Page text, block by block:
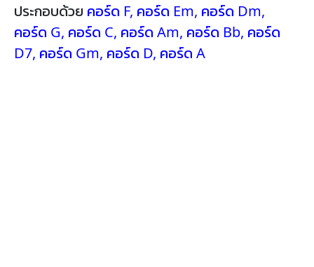
ประกอบด้วย คอร์ด F, คอร์ด Em, คอร์ด Dm,
คอร์ด G, คอร์ด C, คอร์ด Am, คอร์ด Bb, คอร์ด
D7, คอร์ด Gm, คอร์ด D, คอร์ด A